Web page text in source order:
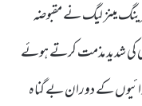
ینگ مینز لیگ نے مقبوضہ
کی شدید مذمت کرتے ہوئے
کے دوران بے گناہ